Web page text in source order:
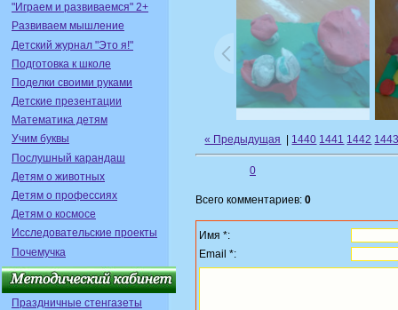
"Играем и развиваемся" 2+
Развиваем мышление
Детский журнал "Это я!"
Подготовка к школе
Поделки своими руками
Детские презентации
Математика детям
Учим буквы
Послушный карандаш
Детям о животных
Детям о профессиях
Детям о космосе
Исследовательские проекты
Почемучка
Праздничные стенгазеты
« Предыдущая 1440 1441 1442
0
Всего комментариев: 0
Имя *:
Email *: